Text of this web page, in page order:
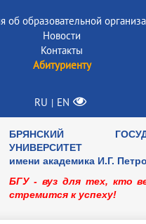
об образовательной
Новости
Контакты
Абитуриенту
RU | EN
БРЯНСКИЙ
УНИВЕРСИТЕТ
имени академика И.Г.
БГУ - вуз для тех, кто
стремится к успеху!